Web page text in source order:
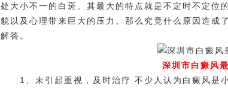
处大小不一的白斑。其最大的特点就是不定时不定位
貌以及心理带来巨大的压力。那么究竟什么原因造成
解答。
深圳市白癜风
1、未引起重视，及时治疗 不少人认为白癜风是